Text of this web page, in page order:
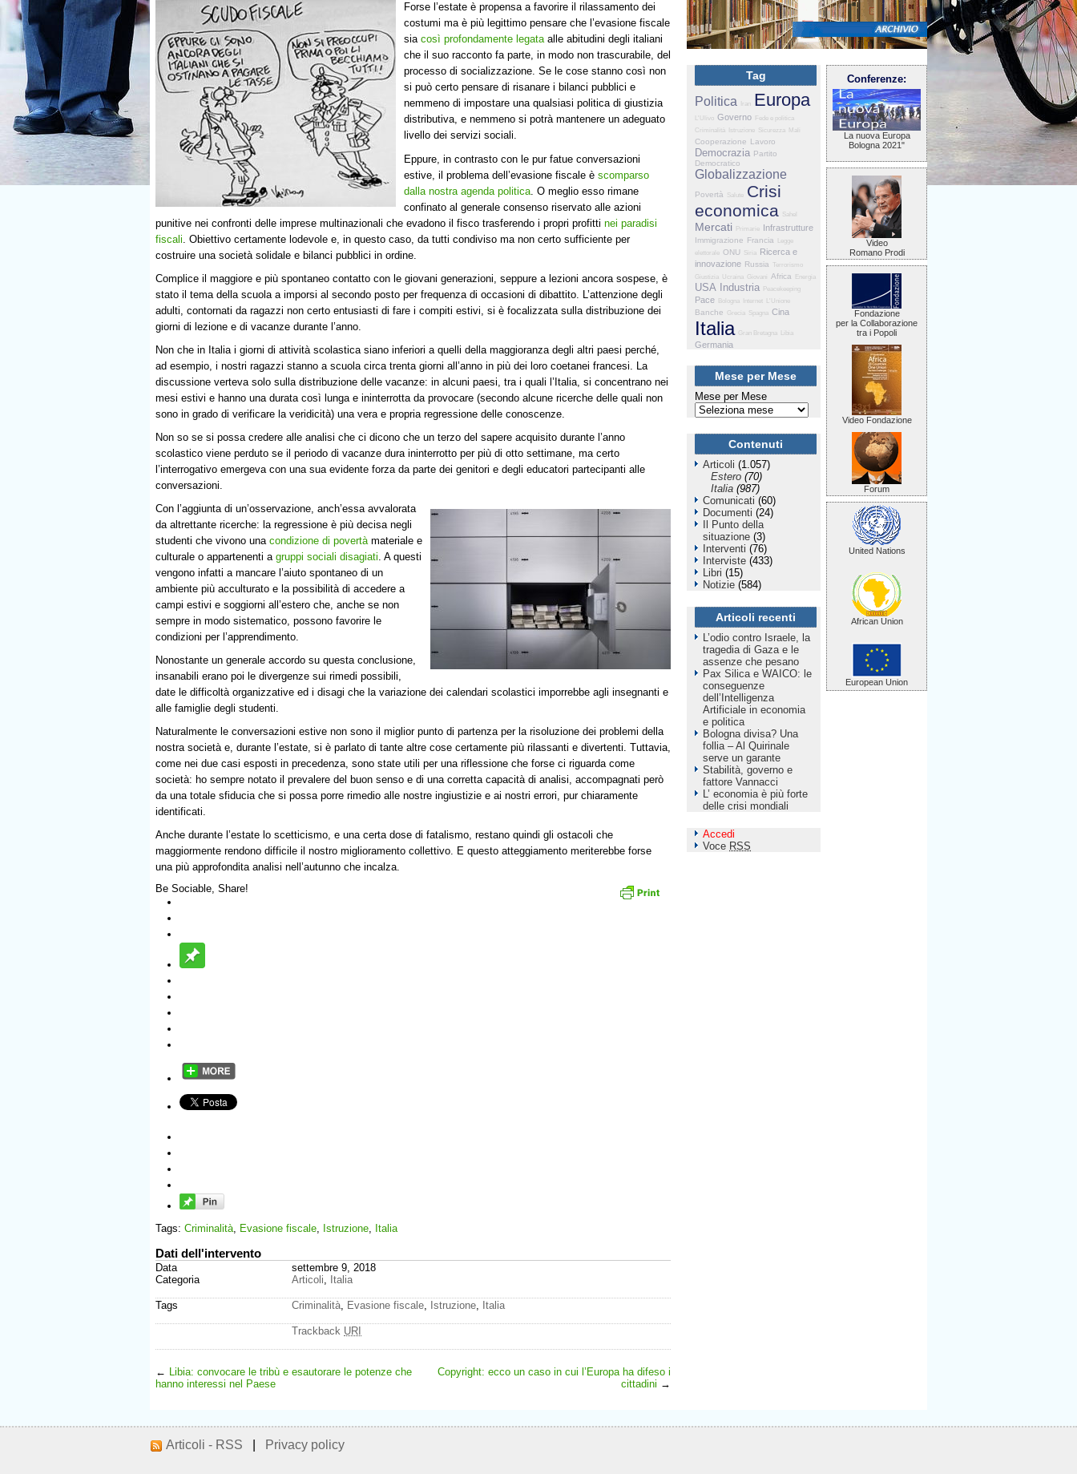
Forse l’estate è propensa a favorire il rilassamento dei
costumi ma è più legittimo pensare che l’evasione fiscale
sia così profondamente legataalle abitudini degli italiani
che il suo racconto fa parte, in modo non trascurabile, del
processo di socializzazione. Se le cose stanno così non
si può certo pensare di risanare i bilanci pubblici e
nemmeno di impostare una qualsiasi politica di giustizia
distributiva, e nemmeno si potrà mantenere un adeguato
livello dei servizi sociali.
Eppure, in contrasto con le pur fatue conversazioni
estive, il problema dell’evasione fiscale è scomparso
dalla nostra agenda politica . O meglio esso rimane
confinato al generale consenso riservato alle azioni
punitive nei confronti delle imprese multinazionali che evadono il fisco trasferendo i propri profitti nei paradisi
fiscali . Obiettivo certamente lodevole e, in questo caso, da tutti condiviso ma non certo sufficiente per
costruire una società solidale e bilanci pubblici in ordine.
Complice il maggiore e più spontaneo contatto con le giovani generazioni, seppure a lezioni ancora sospese, è
stato il tema della scuola a imporsi al secondo posto per frequenza di occasioni di dibattito. L’attenzione degli
adulti, contornati da ragazzi non certo entusiasti di fare i compiti estivi, si è focalizzata sulla distribuzione dei
giorni di lezione e di vacanze durante l’anno.
Non che in Italia i giorni di attività scolastica siano inferiori a quelli della maggioranza degli altri paesi perché,
ad esempio, i nostri ragazzi stanno a scuola circa trenta giorni all’anno in più dei loro coetanei francesi. La
discussione verteva solo sulla distribuzione delle vacanze: in alcuni paesi, tra i quali l’Italia, si concentrano nei
mesi estivi e hanno una durata così lunga e ininterrotta da provocare (secondo alcune ricerche delle quali non
sono in grado di verificare la veridicità) una vera e propria regressione delle conoscenze.
Non so se si possa credere alle analisi che ci dicono che un terzo del sapere acquisito durante l’anno
scolastico viene perduto se il periodo di vacanze dura ininterrotto per più di otto settimane, ma certo
l’interrogativo emergeva con una sua evidente forza da parte dei genitori e degli educatori partecipanti alle
conversazioni.
Con l’aggiunta di un’osservazione, anch’essa avvalorata
da altrettante ricerche: la regressione è più decisa negli
studenti che vivono una condizione di povertà materiale e
culturale o appartenenti a gruppi sociali disagiati . A questi
vengono infatti a mancare l’aiuto spontaneo di un
ambiente più acculturato e la possibilità di accedere a
campi estivi e soggiorni all’estero che, anche se non
sempre in modo sistematico, possono favorire le
condizioni per l’apprendimento.
Nonostante un generale accordo su questa conclusione,
insanabili erano poi le divergenze sui rimedi possibili,
date le difficoltà organizzative ed i disagi che la variazione dei calendari scolastici imporrebbe agli insegnanti e
alle famiglie degli studenti.
Naturalmente le conversazioni estive non sono il miglior punto di partenza per la risoluzione dei problemi della
nostra società e, durante l’estate, si è parlato di tante altre cose certamente più rilassanti e divertenti. Tuttavia,
come nei due casi esposti in precedenza, sono state utili per una riflessione che forse ci riguarda come
società: ho sempre notato il prevalere del buon senso e di una corretta capacità di analisi, accompagnati però
da una totale sfiducia che si possa porre rimedio alle nostre ingiustizie e ai nostri errori, pur chiaramente
identificati.
Anche durante l’estate lo scetticismo, e una certa dose di fatalismo, restano quindi gli ostacoli che
maggiormente rendono difficile il nostro miglioramento collettivo. E questo atteggiamento meriterebbe forse
una più approfondita analisi nell’autunno che incalza.
Be Sociable, Share!
Tags: Criminalità Evasione fiscale Istruzione Italia
Dati dell'intervento
Data
Categoria
settembre 9, 2018
Articoli
Italia
Tags Criminalità Evasione fiscale Istruzione Italia
Trackback URI
← Libia: convocare le tribù e esautorare le potenze che
hanno interessi nel Paese
Copyright: ecco un caso in cui l’Europa ha difeso i
cittadini →
Tag
Politica Iran Europa
L'Ulivo Governo
Fede e politica
Criminalità
Istruzione Sicurezza Mali
Cooperazione Lavoro
Democrazia Partito
Democratico
Globalizzazione
Povertà Salute Crisi
economica Sahel
Mercati Primarie Infrastrutture
Immigrazione Francia
Legge
elettorale ONU Siria Ricerca e
innovazione Russia
Terrorismo
Giustizia
Ucraina Giovani Africa Energia
USA Industria Peacekeeping
Pace Bologna Internet L'Unione
Banche Grecia Spagna Cina
Italia Gran Bretagna Libia
Germania
Mese per Mese
Mese per Mese
Contenuti
Articoli (1.057)
Estero (70)
Italia (987)
Comunicati (60)
Documenti (24)
Il Punto della
situazione (3)
Interventi (76)
Interviste (433)
Libri (15)
Notizie (584)
Articoli recenti
L’odio contro Israele, la
tragedia di Gaza e le
assenze che pesano
Pax Silica e WAICO: le
conseguenze
dell’Intelligenza
Artificiale in economia
e politica
Bologna divisa? Una
follia – Al Quirinale
serve un garante
Stabilità, governo e
fattore Vannacci
L’ economia è più forte
delle crisi mondiali
Accedi
Voce RSS
Conferenze:
La nuova Europa
Bologna 2021"
Video
Romano Prodi
Fondazione
per la Collaborazione
tra i Popoli
Video Fondazione
Forum
United Nations
African Union
European Union
Articoli - RSS Privacy policy